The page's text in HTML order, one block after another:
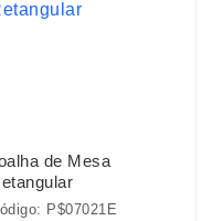
de Mesa
P$07021E